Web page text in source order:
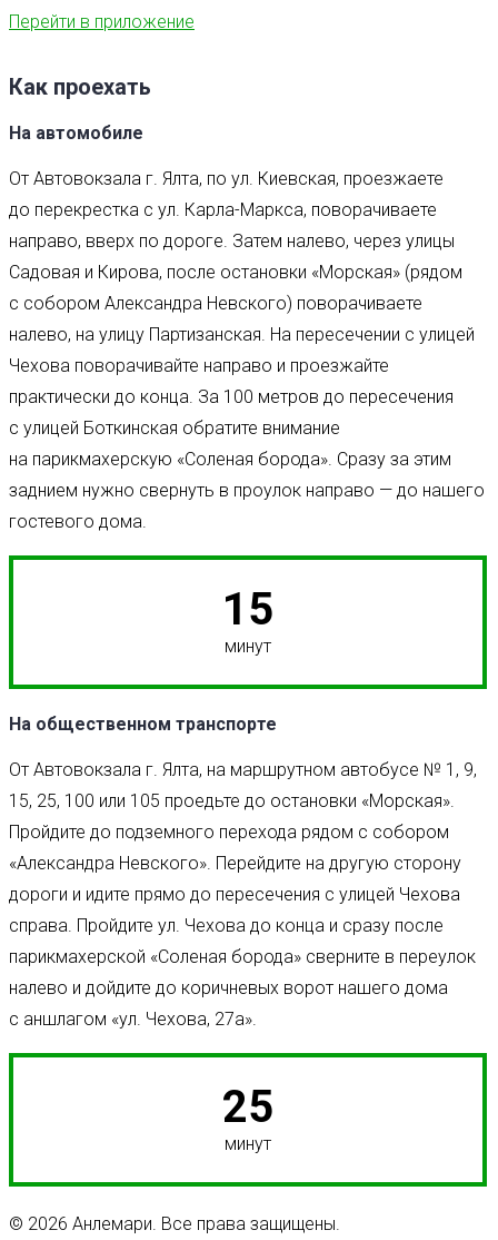
Перейти в приложение
Как проехать
На автомобиле
От Автовокзала г. Ялта, по ул. Киевская, проезжаете
до перекрестка с ул. Карла-Маркса, поворачиваете
направо, вверх по дороге. Затем налево, через улицы
Садовая и Кирова, после остановки «Морская» (рядом
с собором Александра Невского) поворачиваете
налево, на улицу Партизанская. На пересечении с улицей
Чехова поворачивайте направо и проезжайте
практически до конца. За 100 метров до пересечения
с улицей Боткинская обратите внимание
на парикмахерскую «Соленая борода». Сразу за этим
заднием нужно свернуть в проулок направо — до нашего
гостевого дома.
15
минут
На общественном транспорте
От Автовокзала г. Ялта, на маршрутном автобусе № 1, 9,
15, 25, 100 или 105 проедьте до остановки «Морская».
Пройдите до подземного перехода рядом с собором
«Александра Невского». Перейдите на другую сторону
дороги и идите прямо до пересечения с улицей Чехова
справа. Пройдите ул. Чехова до конца и сразу после
парикмахерской «Соленая борода» сверните в переулок
налево и дойдите до коричневых ворот нашего дома
с аншлагом «ул. Чехова, 27а».
25
минут
© 2026 Анлемари. Все права защищены.